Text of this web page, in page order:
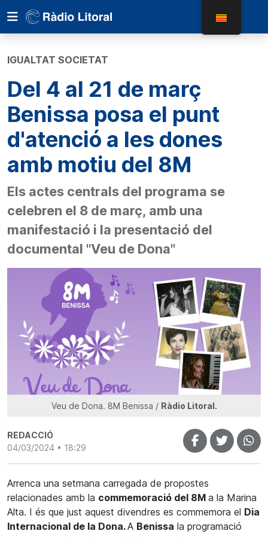
IGUALTAT SOCIETAT
Del 4 al 21 de març
Benissa posa el punt
d'atenció a les dones
amb motiu del 8M
Els actes centrals del programa se
celebren el 8 de març, amb una
manifestació i la presentació del
documental "Veu de Dona"
Veu de Dona. 8M Benissa / Ràdio Litoral.
REDACCIÓ
04/03/2024 • 18:29
Arrenca una setmana carregada de propostes
relacionades amb la commemoració del 8M a la Marina
Alta. I és que just aquest divendres es commemora el Dia
Internacional de la Dona.A Benissa la programació